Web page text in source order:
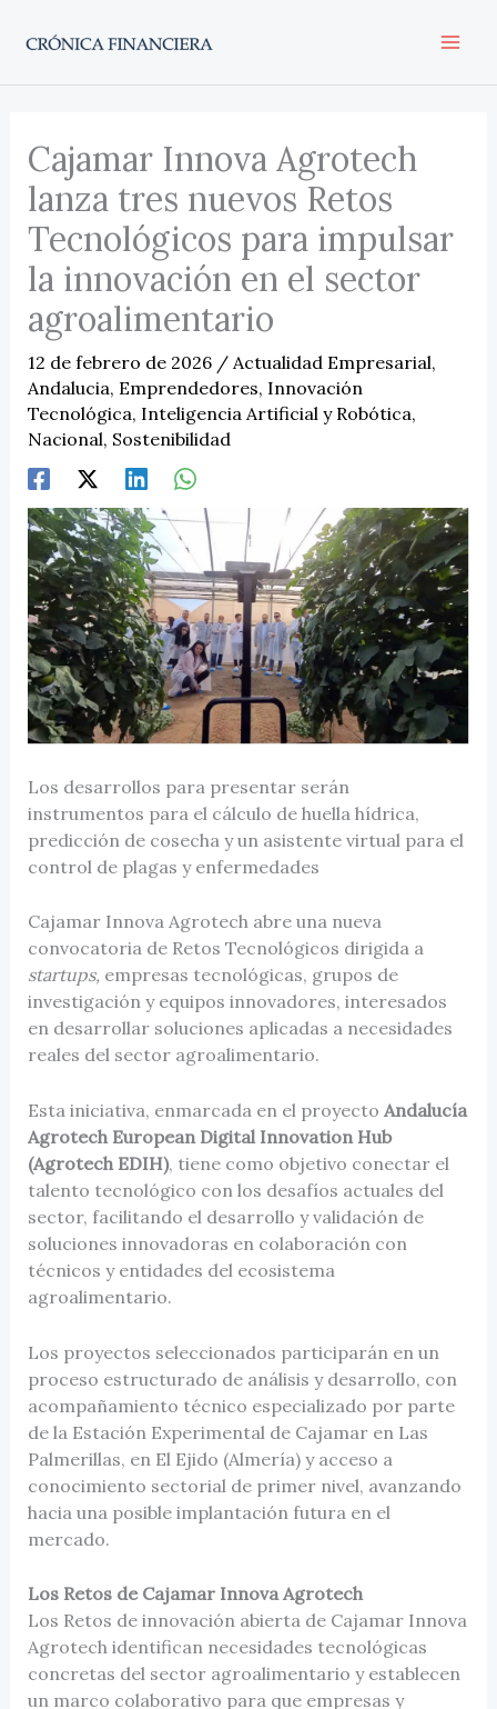
Cajamar Innova Agrotech
lanza tres nuevos Retos
Tecnológicos para impulsar
la innovación en el sector
agroalimentario
12 de febrero de 2026 / Actualidad Empresarial,
Andalucia, Emprendedores, Innovación
Tecnológica, Inteligencia Artificial y Robótica,
Nacional, Sostenibilidad
Los desarrollos para presentar serán
instrumentos para el cálculo de huella hídrica,
predicción de cosecha y un asistente virtual para el
control de plagas y enfermedades
Cajamar Innova Agrotech abre una nueva
convocatoria de Retos Tecnológicos dirigida a
startups, empresas tecnológicas, grupos de
investigación y equipos innovadores, interesados
en desarrollar soluciones aplicadas a necesidades
reales del sector agroalimentario.
Esta iniciativa, enmarcada en el proyecto Andalucía
Agrotech European Digital Innovation Hub
(Agrotech EDIH), tiene como objetivo conectar el
talento tecnológico con los desafíos actuales del
sector, facilitando el desarrollo y validación de
soluciones innovadoras en colaboración con
técnicos y entidades del ecosistema
agroalimentario.
Los proyectos seleccionados participarán en un
proceso estructurado de análisis y desarrollo, con
acompañamiento técnico especializado por parte
de la Estación Experimental de Cajamar en Las
Palmerillas, en El Ejido (Almería) y acceso a
conocimiento sectorial de primer nivel, avanzando
hacia una posible implantación futura en el
mercado.
Los Retos de Cajamar Innova Agrotech
Los Retos de innovación abierta de Cajamar Innova
Agrotech identifican necesidades tecnológicas
concretas del sector agroalimentario y establecen
un marco colaborativo para que empresas y